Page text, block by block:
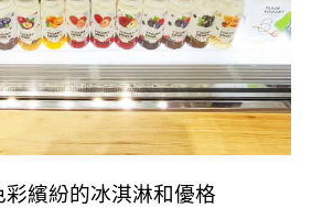
繽紛的冰淇淋和優格